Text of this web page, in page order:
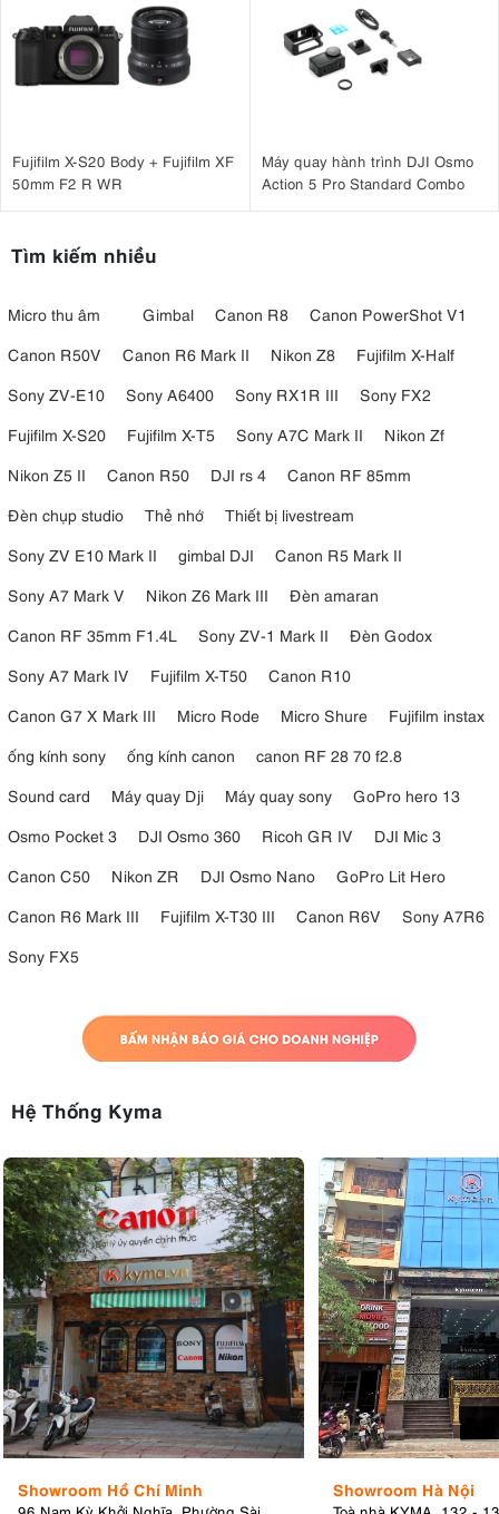
gián đoạn nào trong quá trình truyền dữ liệu.
Pin lithium-ion có thể sạc lại cho thời lượng pin lên đến 7 giờ
4. Ứng dụng Rode Central
Central. Thông qua ứng dụng Rode Central, bạn có thể tiến hành
tinh chỉnh nhiều chế độ cho cả bộ thu và phát thông với nhiều tính
và hủy kích hoạt các chức năng cũng như cập nhật firmware…
5. Thông số kỹ thuật chi tiết của micro
không dây Rode Wireless Go II
- Loại truyền: Tần số kỹ thuật số 2,4GHz với mã hóa 128-bit
- Dải tần số: 50Hz - 20kHz
- SPL tối đa (Mic): 100dB
- Mức đầu vào tối đa (3,5 mm): -20dBV
- Mức ồn tương đương: 22dBA
- Thời gian hoạt động: 7 giờ
- Phạm vi truyền: 200m
6. Tiểu kết
Là thế hệ micro không dây cao cấp tiếp theo của Wireless GO
trước đó,microphone Rode Wireless Go IIđã có nhiều những
nâng cấp và cải tiến thú vị và do đó tăng đáng kể sức hấp dẫn của
nó. Và so với mọi hệ thống micro không dây nhỏ gọn có trên thị
trường, Go II mang đến trải nghiệm hoàn chỉnh, dễ sử dụng và
đáng tin cậy nhất. Đây hứa hẹn sẽ là chiếc micro không dây đáp
ứng được những yêu cầu khắt khe nhất của người dùng.
Fujifilm X-S20 Body + Fujifilm XF
50mm F2 R WR
Máy quay hành trình DJI Osmo
Action 5 Pro Standard Combo
Tìm kiếm nhiều
Micro thu âm Gimbal Canon R8
Canon PowerShot V1
Canon R50V
Canon R6 Mark II Nikon Z8
Fujifilm X-Half
Sony ZV-E10
Sony A6400 Sony RX1R III
Sony FX2
Fujifilm X-S20
Fujifilm X-T5 Sony A7C Mark II
Nikon Zf
Nikon Z5 II
Canon R50 DJI rs 4
Canon RF 85mm
Đèn chụp studio
Thẻ nhớ
Thiết bị livestream
Sony ZV E10 Mark II
gimbal DJI
Canon R5 Mark II
Sony A7 Mark V
Nikon Z6 Mark III
Đèn amaran
Canon RF 35mm F1.4L
Sony ZV-1 Mark II
Đèn Godox
Sony A7 Mark IV
Fujifilm X-T50
Canon R10
Canon G7 X Mark III
Micro Rode Micro Shure
Fujifilm instax
ống kính sony
ống kính canon
canon RF 28 70 f2.8
Sound card
Máy quay Dji Máy quay sony
GoPro hero 13
Osmo Pocket 3
DJI Osmo 360 Ricoh GR IV
DJI Mic 3
Canon C50
Nikon ZR DJI Osmo Nano
GoPro Lit Hero
Canon R6 Mark III
Fujifilm X-T30 III Canon R6V
Sony A7R6
Sony FX5
Hệ Thống Kyma
Showroom Hồ Chí Minh Showroom Hà Nội